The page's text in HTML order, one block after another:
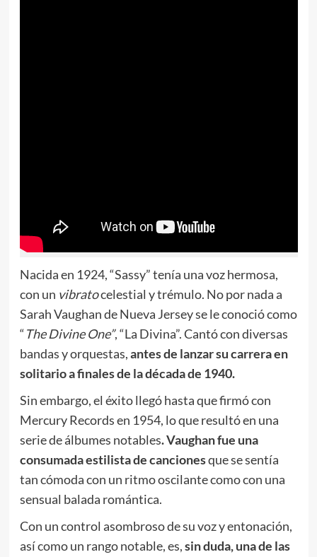
Nacida en 1924, “Sassy” tenía una voz hermosa,
con un vibratocelestial y trémulo. No por nada a
Sarah Vaughan de Nueva Jersey se le conoció como
“The Divine One”, “La Divina”. Cantó con diversas
bandas y orquestas,antes de lanzar su carrera en
solitario a finales de la década de 1940.
Sin embargo, el éxito llegó hasta que firmó con
Mercury Records en 1954, lo que resultó en una
serie de álbumes notables. Vaughan fue una
consumada estilista de cancionesque se sentía
tan cómoda con un ritmo oscilante como con una
sensual balada romántica.
Con un control asombroso de su voz y entonación,
así como un rango notable, es,sin duda, una de las